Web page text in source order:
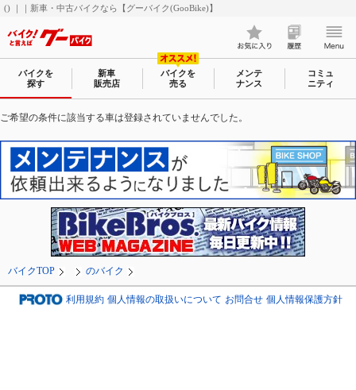
() ｜｜新車・中古バイクなら【グーバイク(GooBike)】
バイクを
探す
新車
販売店
バイクを
売る
メンテ
ナンス
コミュ
ニティ
ご希望の条件に該当する車は登録されていませんでした。
バイクTOP のバイク
利用規約 個人情報の取扱いについて お問合せ 個人情報保護方針